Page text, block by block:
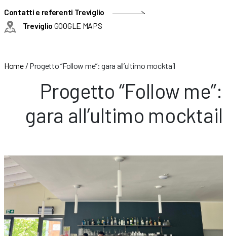
Contatti e referenti Treviglio
Treviglio GOOGLE MAPS
Home/ Progetto “Follow me”: gara all’ultimo mocktail
Progetto “Follow me”:
gara all’ultimo mocktail